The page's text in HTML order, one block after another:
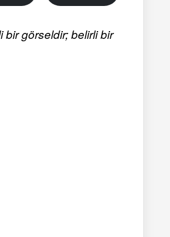
görseldir; belirli bir